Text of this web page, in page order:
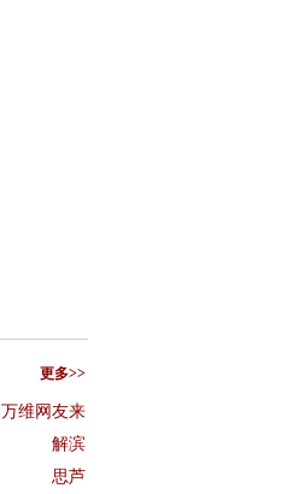
更多>>
万维网友来
解滨
思芦